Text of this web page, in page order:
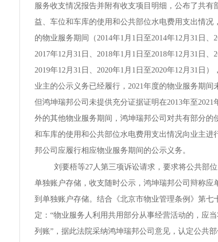
服务收支情况报告并附有收支项目明细，公布了共有
益、车位和车库的使用和公共部位水电费用支出情况
的物业服务期间（2014年1月1日至2014年12月31日、
2017年12月31日、2018年1月1日至2018年12月31日、
2019年12月31日、2020年1月1日至2020年12月31日
业主的公示义务已经履行，2021年度的物业服务期间
但鸿坤瑞邦公司未提供充分证据证明在2013年至2021
外的其他物业服务期间，鸿坤瑞邦公司对共有部分的
和车库的使用和公共部位水电费用支出情况向业主进
邦公司应履行相应物业服务期间的公示义务。
刘要梧等27人第三项诉讼请求，要求将公共部
单独账户存储，收支随时公示，鸿坤瑞邦公司辩称应
到单独账户存储。结合《北京市物业管理条例》第七
定：“物业服务人利用共用部分从事经营活动的，应
列账”，据此法院采纳鸿坤瑞邦公司意见，认定公共